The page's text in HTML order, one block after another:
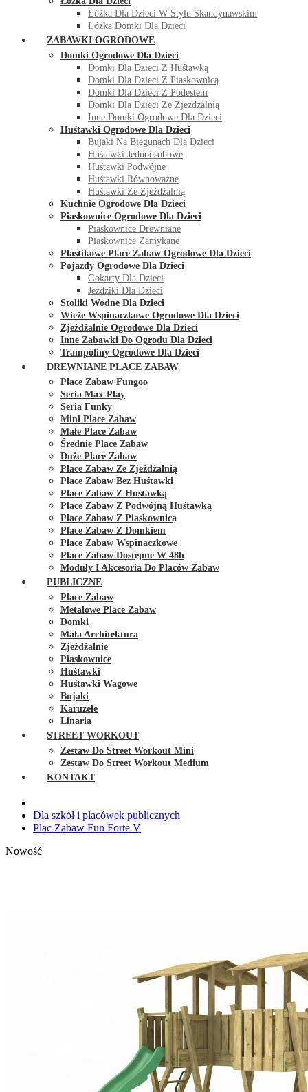
Łóżka Dla Dzieci W Stylu Skandynawskim
Łóżka Domki Dla Dzieci
ZABAWKI OGRODOWE
Domki Ogrodowe Dla Dzieci
Domki Dla Dzieci Z Huśtawką
Domki Dla Dzieci Z Piaskownicą
Domki Dla Dzieci Z Podestem
Domki Dla Dzieci Ze Zjeżdżalnią
Inne Domki Ogrodowe Dla Dzieci
Huśtawki Ogrodowe Dla Dzieci
Bujaki Na Biegunach Dla Dzieci
Huśtawki Jednoosobowe
Huśtawki Podwójne
Huśtawki Równoważne
Huśtawki Ze Zjeżdżalnią
Kuchnie Ogrodowe Dla Dzieci
Piaskownice Ogrodowe Dla Dzieci
Piaskownice Drewniane
Piaskownice Zamykane
Plastikowe Place Zabaw Ogrodowe Dla Dzieci
Pojazdy Ogrodowe Dla Dzieci
Gokarty Dla Dzieci
Jeździki Dla Dzieci
Stoliki Wodne Dla Dzieci
Wieże Wspinaczkowe Ogrodowe Dla Dzieci
Zjeżdżalnie Ogrodowe Dla Dzieci
Inne Zabawki Do Ogrodu Dla Dzieci
Trampoliny Ogrodowe Dla Dzieci
DREWNIANE PLACE ZABAW
Place Zabaw Fungoo
Seria Max-Play
Seria Funky
Mini Place Zabaw
Małe Place Zabaw
Średnie Place Zabaw
Duże Place Zabaw
Place Zabaw Ze Zjeżdżalnią
Place Zabaw Bez Huśtawki
Place Zabaw Z Huśtawką
Place Zabaw Z Podwójną Huśtawką
Place Zabaw Z Piaskownicą
Place Zabaw Z Domkiem
Place Zabaw Wspinaczkowe
Place Zabaw Dostępne W 48h
Moduły I Akcesoria Do Placów Zabaw
PUBLICZNE
Place Zabaw
Metalowe Place Zabaw
Domki
Mała Architektura
Zjeżdżalnie
Piaskownice
Huśtawki
Huśtawki Wagowe
Bujaki
Karuzele
Linaria
STREET WORKOUT
Zestaw Do Street Workout Mini
Zestaw Do Street Workout Medium
KONTAKT
Dla szkół i placówek publicznych
Plac Zabaw Fun Forte V
Nowość